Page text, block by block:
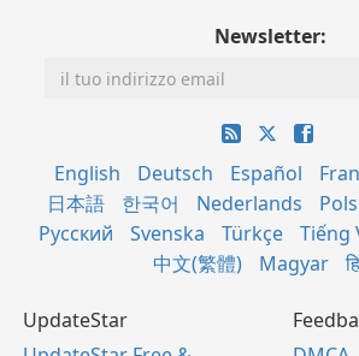
Newsletter:
English Deutsch Español
日本語
한국어 Nederlands
Русский
Svenska Türkçe Tiếng
中文(繁體)
Magyar
UpdateStar